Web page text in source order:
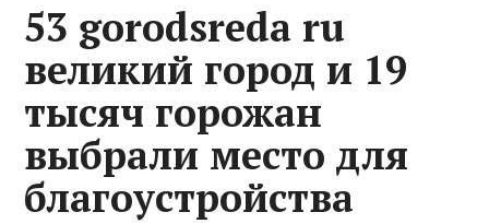
53 gorodsreda ru
великий город и 19
тысяч горожан
выбрали место для
благоустройства